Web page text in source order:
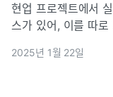
현업 프로젝트에서
스가 있어, 이를 따
받는 데이터 통신을
2025년 1월 22일